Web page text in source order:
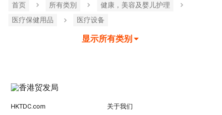
首页 所有类別
健康，美容及婴儿护理
医疗保健用品
医疗设备
显示所有类别
HKTDC.com 关于我们